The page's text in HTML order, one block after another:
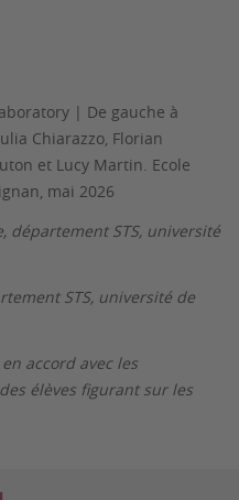
| De gauche à
Chiarazzo, Florian
et Lucy Martin. Ecole
mai 2026
département STS, université
STS, université de
accord avec les
élèves figurant sur les